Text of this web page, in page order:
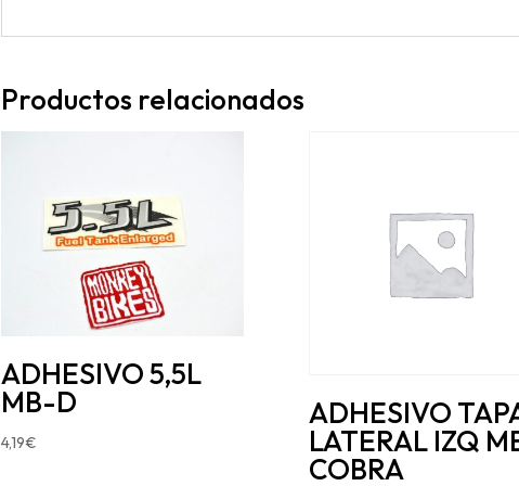
Productos relacionados
ADHESIVO 5,5L
MB-D
4,19€
ADHESIVO
LATERAL IZQ
COBRA